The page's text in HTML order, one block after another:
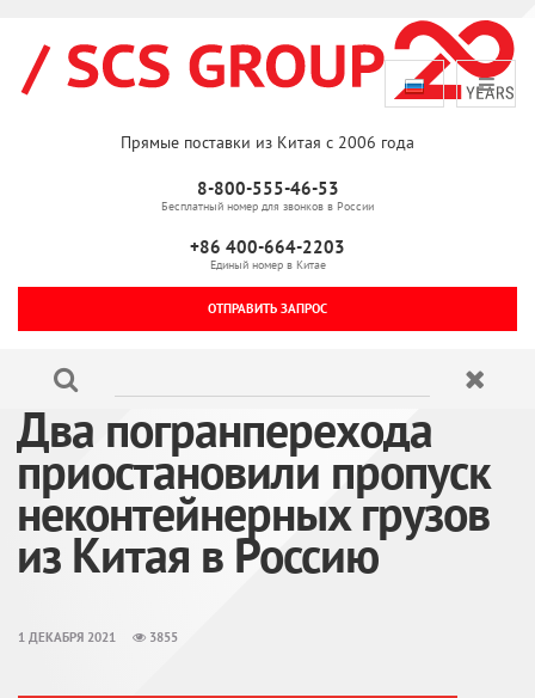
Прямые поставки из Китая с 2006 года
8-800-555-46-53
Бесплатный номер для звонков в России
+86 400-664-2203
Единый номер в Китае
ОТПРАВИТЬ ЗАПРОС
Два погранперехода
приостановили пропуск
неконтейнерных грузов
из Китая в Россию
1 ДЕКАБРЯ 2021 3855